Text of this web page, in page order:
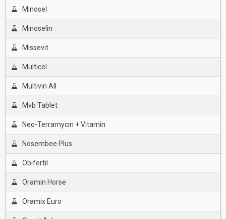
Minosel
Minoselin
Missevit
Multicel
Multivin All
Mvb Tablet
Neo-Terramycın + Vitamin
Nosembee Plus
Obifertil
Oramin Horse
Oramix Euro